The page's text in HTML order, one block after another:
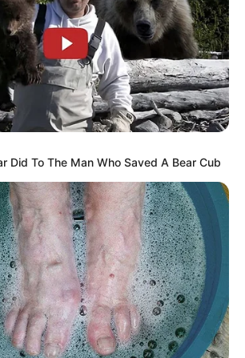
Did To The Man Who Saved A Bear Cub